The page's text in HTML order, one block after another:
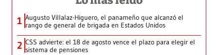
1 Augusto Villalaz-Higuero, el panameño que alcanzó el
rango de general de brigada en Estados Unidos
2 CSS advierte: el 18 de agosto vence el plazo para elegir el
sistema de pensiones